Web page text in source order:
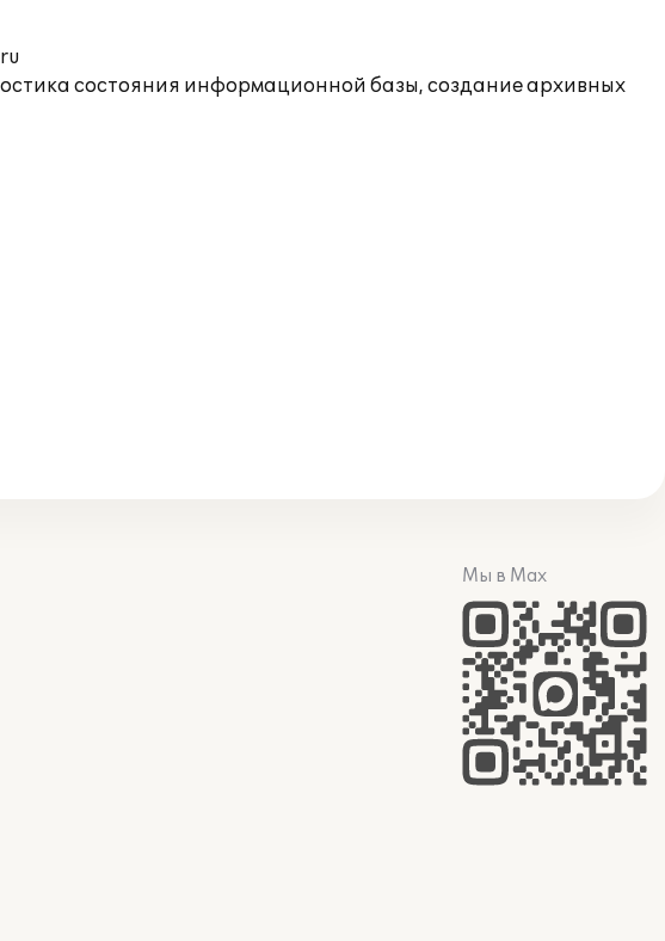
состояния информационной базы, создание архивных
Мы в Max